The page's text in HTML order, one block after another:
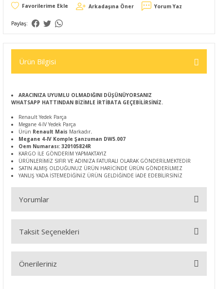
Arkadaşına Öner Yorum Yaz
Paylaş:
Ürün Bilgisi
ARACINIZA UYUMLU OLMADIĞINI DÜŞÜNÜYORSANIZ
WHATSAPP HATTINDAN BİZİMLE İRTİBATA GEÇEBİLİRSİNİZ.
Renault Yedek Parça
Megane 4-IV Yedek Parça
Ürün Renault Mais Markadır.
Megane 4-IV Komple Şanzuman DW5.007
Oem Numarası: 320105824R
KARGO İLE GÖNDERİM YAPMAKTAYIZ
ÜRÜNLERİMİZ SIFIR VE ADINIZA FATURALI OLARAK GÖNDERİLMEKTEDİR
SATIN ALMIŞ OLDUĞUNUZ ÜRÜN HARİCİNDE ÜRÜN GÖNDERİLMEZ
YANLIŞ YADA İSTEMEDİĞİNİZ ÜRÜN GELDİĞİNDE İADE EDEBİLİRSİNİZ
Yorumlar
Bu ürüne ilk yorumu siz yapın!
Taksit Seçenekleri
Önerileriniz